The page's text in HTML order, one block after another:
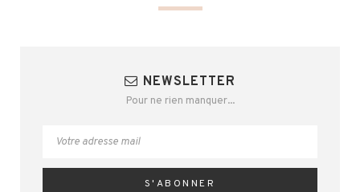
NEWSLETTER
Pour ne rien manquer...